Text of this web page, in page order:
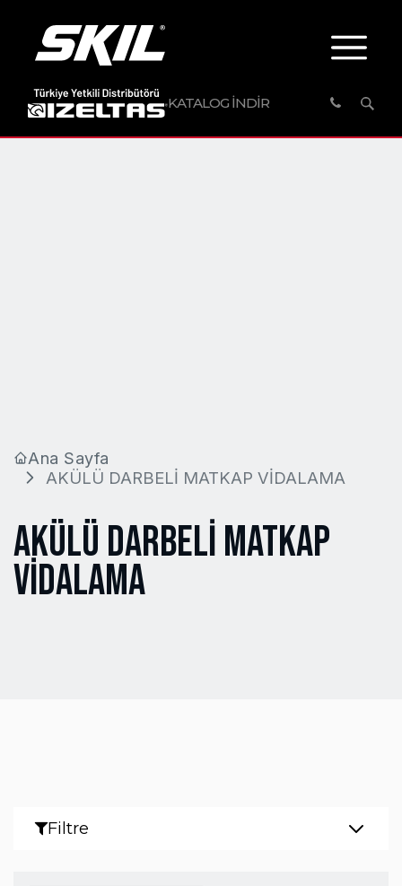
KATALOG İNDİR
Ana Sayfa
AKÜLÜ DARBELİ MATKAP VİDALAMA
AKÜLÜ DARBELİ MATKAP
VİDALAMA
Filtre